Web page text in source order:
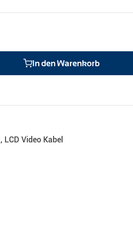
In den Warenkorb
, LCD Video Kabel